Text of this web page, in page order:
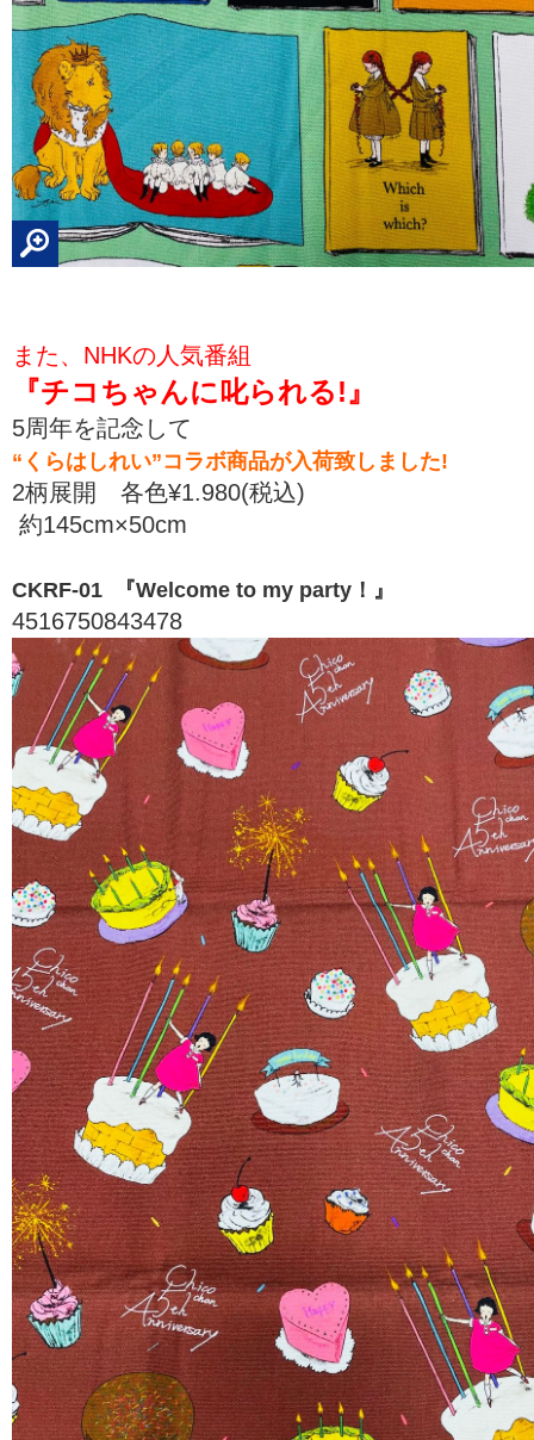
また、NHKの人気番組
『チコちゃんに叱られる!』
5周年を記念して
“くらはしれい”コラボ商品が入荷致しました!
2柄展開 各色¥1.980(税込)
約145cm×50cm
CKRF-01 『Welcome to my party！』
4516750843478